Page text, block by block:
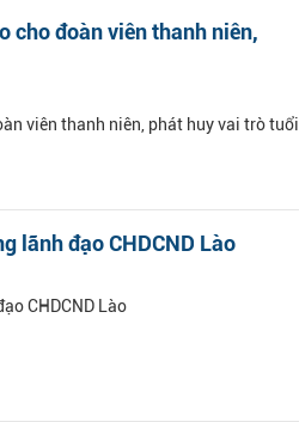
cho đoàn viên thanh niên,
viên thanh niên, phát huy vai trò tuổi
lãnh đạo CHDCND Lào
CHDCND Lào